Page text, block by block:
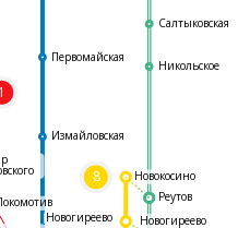
8
Салтыковская
Никольское
Реутов
Измайловская
Первомайская
Новогиреево
Новогиреево
Новокосино